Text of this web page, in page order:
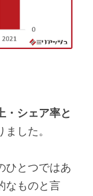
・シェア率と
ました。
ひとつではあ
なものと言